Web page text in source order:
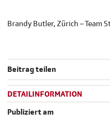
Brandy Butler, Zürich – Team
Beitrag teilen
DETAILINFORMATION
Publiziert am